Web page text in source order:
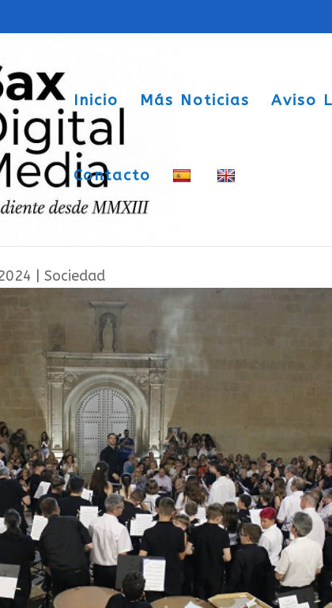
Inicio Más Noticias Aviso
Contacto
Virgen de la Asunción con sabor
Sociedad